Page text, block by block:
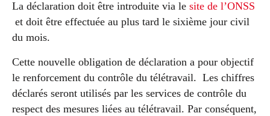
La déclaration doit être introduite via le site de l’ONSS
et doit être effectuée au plus tard le sixième jour civil
du mois.
Cette nouvelle obligation de déclaration a pour objectif
le renforcement du contrôle du télétravail. Les chiffres
déclarés seront utilisés par les services de contrôle du
respect des mesures liées au télétravail. Par conséquent,